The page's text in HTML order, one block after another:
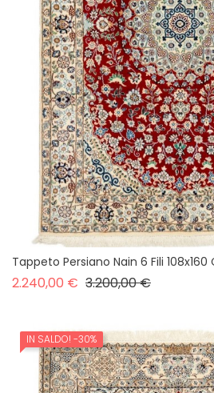
Tappeto Persiano Nain 6 Fili
2.240,00 € Prezzo base
3.200,00 €Prezzo
IN SALDO! -30%